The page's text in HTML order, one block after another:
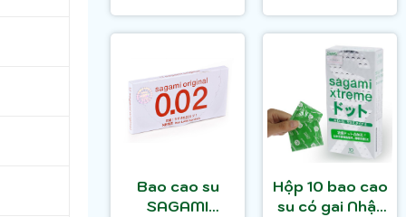
Bao cao su
SAGAMI
Hộp 10 bao cao
su có gai Nhật